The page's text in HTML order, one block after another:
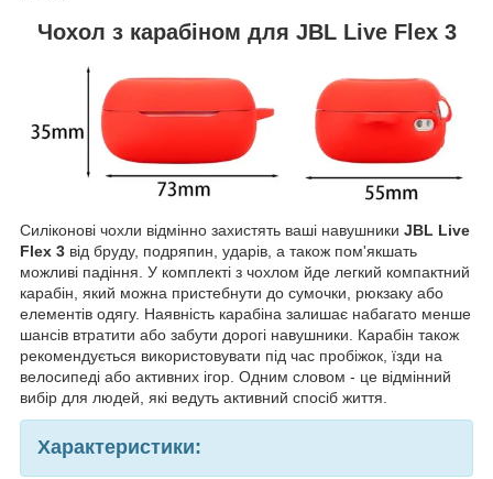
Чохол з карабіном для JBL Live Flex 3
Силіконові чохли відмінно захистять ваші навушники JBL Live
Flex 3 від бруду, подряпин, ударів, а також пом'якшать
можливі падіння. У комплекті з чохлом йде легкий компактний
карабін, який можна пристебнути до сумочки, рюкзаку або
елементів одягу. Наявність карабіна залишає набагато менше
шансів втратити або забути дорогі навушники. Карабін також
рекомендується використовувати під час пробіжок, їзди на
велосипеді або активних ігор. Одним словом - це відмінний
вибір для людей, які ведуть активний спосіб життя.
Характеристики: